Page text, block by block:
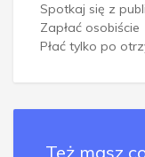
Spotkaj się z
Zapłać osobiście
Płać tylko po
Też masz